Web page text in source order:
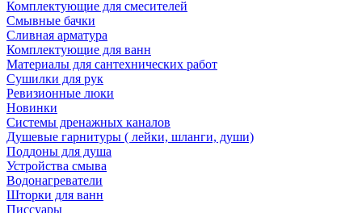
Комплектующие для смесителей
Смывные бачки
Сливная арматура
Комплектующие для ванн
Материалы для сантехнических работ
Сушилки для рук
Ревизионные люки
Новинки
Системы дренажных каналов
Душевые гарнитуры ( лейки, шланги, души)
Поддоны для душа
Устройства смыва
Водонагреватели
Шторки для ванн
Писсуары